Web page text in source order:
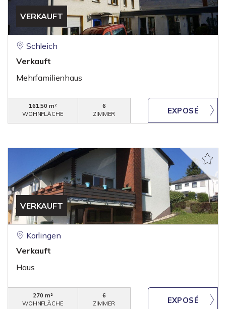
VERKAUFT
Schleich
Verkauft
Mehrfamilienhaus
161,50 m²
WOHNFLÄCHE
6
ZIMMER
VERKAUFT
Korlingen
Verkauft
Haus
270 m²
WOHNFLÄCHE
6
ZIMMER